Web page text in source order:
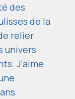
des
de la
relier
univers
J'aime